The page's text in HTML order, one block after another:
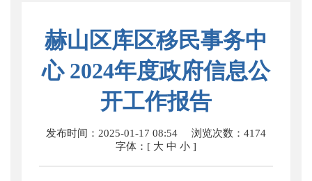
赫山区库区移民事务中
心 2024年度政府信息公
开工作报告
发布时间：2025-01-17 08:54 浏览次数： 4174
字体：[ 大 中 小 ]